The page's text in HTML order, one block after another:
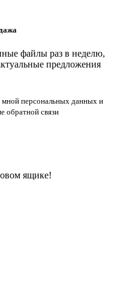
файлы раз в неделю,
предложения
персональных данных и
обратной связи
ящике!